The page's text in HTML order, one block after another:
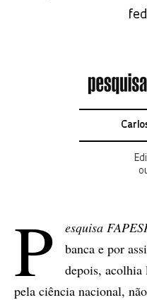
P esquisa
banca e por
depois, acolhia
pela ciência nacional,